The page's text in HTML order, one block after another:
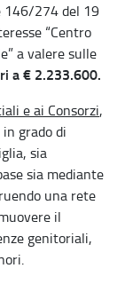
146/274 del 19
“Centro
a valere sulle
a € 2.233.600.
e ai Consorzi,
grado di
sia
sia mediante
una rete
il
genitoriali,